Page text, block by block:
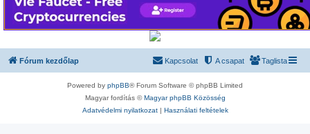
Fórum kezdőlap Taglista
A csapat
Kapcsolat
Powered by phpBB® Forum Software © phpBB Limited
Magyar fordítás ©Magyar phpBB Közösség
Adatvédelmi nyilatkozat| Használati feltételek